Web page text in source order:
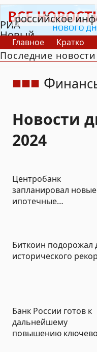
РИА
Новый
День
российское
Главное Кратко
В России
В мире
Последние новости
Ф
Новости
2024
Центробанк
запланировал новые
ипотечные
Биткоин подорожал
исторического
Банк России готов к
дальнейшему
повышению